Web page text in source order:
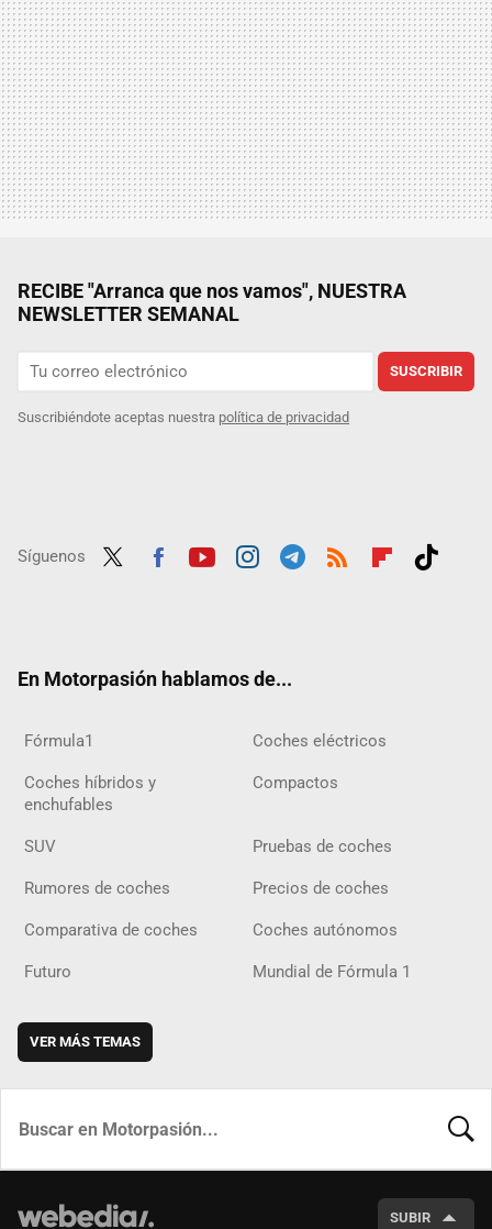
RECIBE "Arranca que nos vamos", NUESTRA
NEWSLETTER SEMANAL
SUSCRIBIR
Suscribiéndote aceptas nuestra política de privacidad
Síguenos
En Motorpasión hablamos de...
Fórmula1 Coches eléctricos
Coches híbridos y
enchufables
Compactos
SUV Pruebas de coches
Rumores de coches Precios de coches
Comparativa de coches Coches autónomos
Futuro Mundial de Fórmula 1
VER MÁS TEMAS
SUBIR